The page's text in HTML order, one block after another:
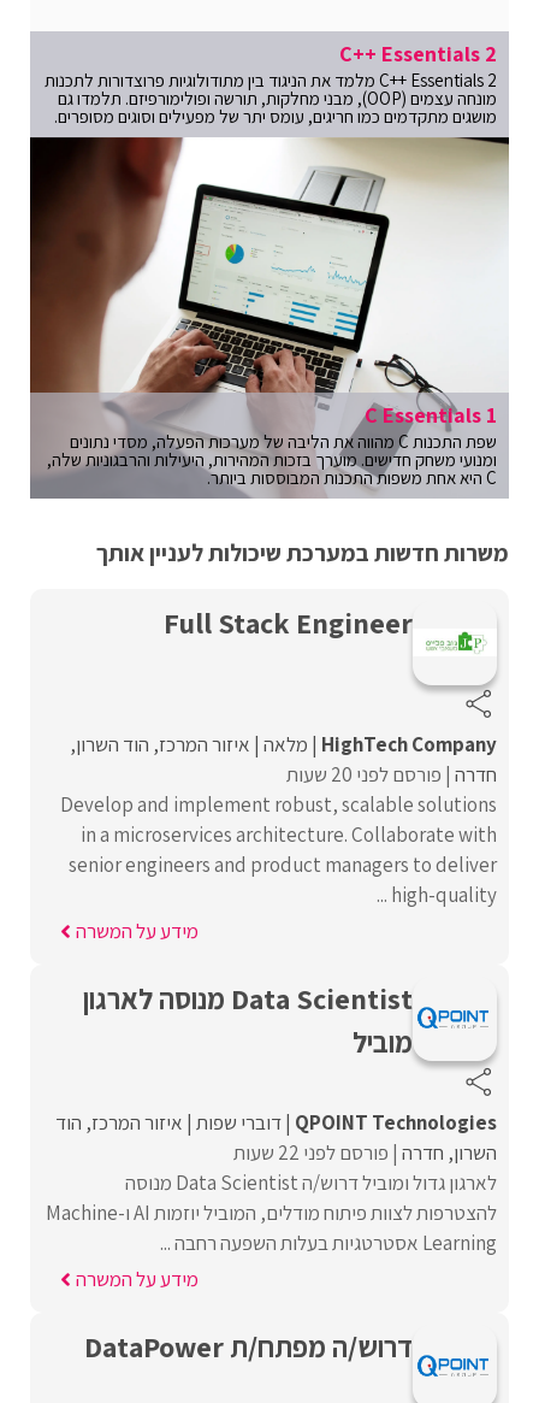
C++ Essentials 2
C++ Essentials 2 מלמד את הניגוד בין מתודולוגיות פרוצדורות לתכנות
מונחה עצמים (OOP), מבני מחלקות, תורשה ופולימורפיזם. תלמדו גם
מושגים מתקדמים כמו חריגים, עומס יתר של מפעילים וסוגים מסופרים.
C Essentials 1
שפת התכנות C מהווה את הליבה של מערכות הפעלה, מסדי נתונים
ומנועי משחק חדישים. מוערך בזכות המהירות, היעילות והרבגוניות שלה,
C היא אחת משפות התכנות המבוססות ביותר.
משרות חדשות במערכת שיכולות לעניין אותך
Full Stack Engineer
HighTech Company מלאה איזור המרכז הוד השרון
חדרה פורסם לפני 20 שעות
Develop and implement robust, scalable solutions
in a microservices architecture. Collaborate with
senior engineers and product managers to deliver
high-quality ...
מידע על המשרה
Data Scientist מנוסה לארגון
מוביל
QPOINT Technologies דוברי שפות איזור המרכז הוד
השרון חדרה פורסם לפני 22 שעות
לארגון גדול ומוביל דרוש/ה Data Scientist מנוסה
להצטרפות לצוות פיתוח מודלים, המוביל יוזמות AI ו-Machine
Learning אסטרטגיות בעלות השפעה רחבה ...
מידע על המשרה
דרוש/ה מפתח/ת DataPower